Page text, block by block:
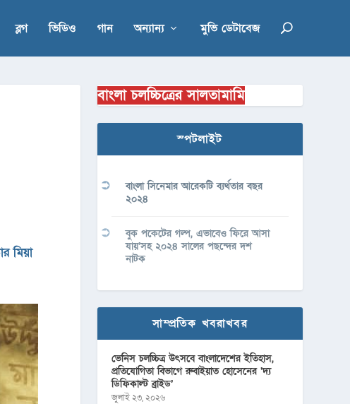
ব্লগ ভিডিও গান অন্যান্য মুভি ডেটাবেজ
মিয়া
বাংলা চলচ্চিত্রের সালতামামি
স্পটলাইট
বাংলা সিনেমার আরেকটি ব্যর্থতার বছর
২০২৪
বুক পকেটের গল্প, এভাবেও ফিরে আসা
যায়’সহ ২০২৪ সালের পছন্দের দশ
নাটক
সাম্প্রতিক খবরাখবর
ভেনিস চলচ্চিত্র উৎসবে বাংলাদেশের ইতিহাস,
প্রতিযোগিতা বিভাগে রুবাইয়াত হোসেনের ‘দ্য
ডিফিকাল্ট ব্রাইড’
জুলাই ২৩, ২০২৬